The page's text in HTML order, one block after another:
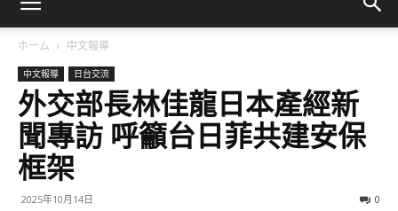
ホーム 中文報導
中文報導 日台交流
外交部長林佳龍日本產經新
聞專訪 呼籲台日菲共建安保
框架
2025年10月14日 0